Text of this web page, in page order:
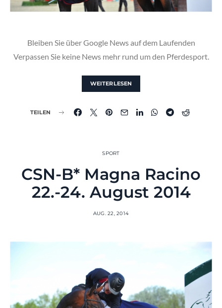
Bleiben Sie über Google News auf dem Laufenden
Verpassen Sie keine News mehr rund um den Pferdesport.
WEITERLESEN
TEILEN
SPORT
CSN-B* Magna Racino
22.-24. August 2014
AUG. 22, 2014